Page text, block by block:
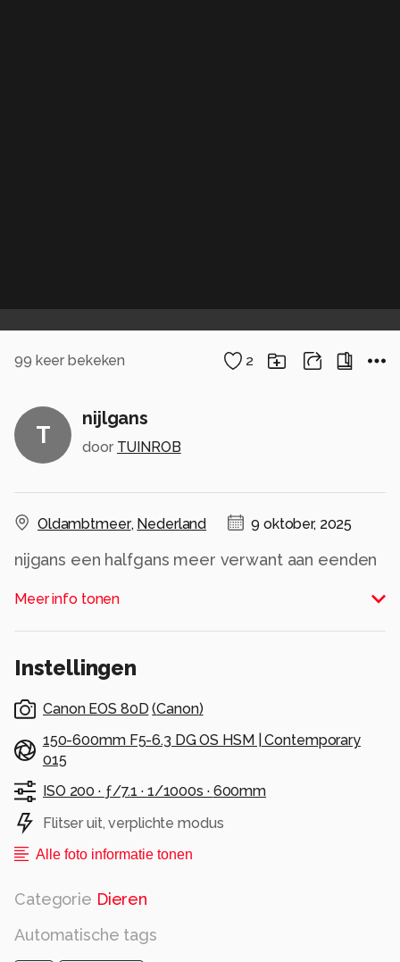
99 keer bekeken 2
T
nijlgans
door TUINROB
Oldambtmeer, Nederland 9 oktober, 2025
nijgans een halfgans meer verwant aan eenden
Meer info tonen
Instellingen
Canon EOS 80D (Canon)
150-600mm F5-6.3 DG OS HSM | Contemporary
015
ISO 200 · ƒ/7.1 · 1/1000s · 600mm
Flitser uit, verplichte modus
Alle foto informatie tonen
Categorie Dieren
Automatische tags